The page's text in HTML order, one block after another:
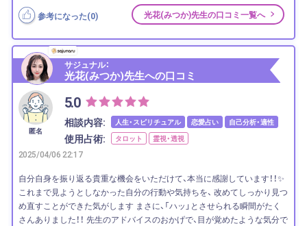
参考になった(0) 光花(みつか)先生の口コミ一覧へ
サジュナル：
光花(みつか)先生への口コミ
匿名
5.0
相談内容: 人生・スピリチュアル 恋愛占い 自己分析・適性
使用占術: タロット 霊視・透視
2025/04/06 22:17
自分自身を振り返る貴重な機会をいただけて、本当に感謝しています！！✨
これまで見ようとしなかった自分の行動や気持ちを、 改めてしっかり見つ
め直すことができた気がします まさに、「ハッ」とさせられる瞬間がたく
さんありました！！ 先生のアドバイスのおかげで、目が覚めたような気分で